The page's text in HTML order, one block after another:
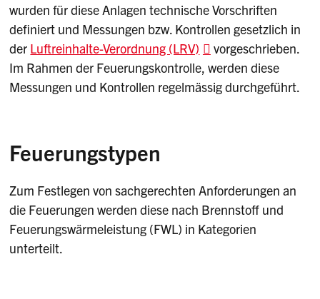
wurden für diese Anlagen technische Vorschriften
definiert und Messungen bzw. Kontrollen gesetzlich in
der Luftreinhalte-Verordnung (LRV)
vorgeschrieben.
Im Rahmen der Feuerungskontrolle, werden diese
Messungen und Kontrollen regelmässig durchgeführt.
Feuerungstypen
Zum Festlegen von sachgerechten Anforderungen an
die Feuerungen werden diese nach Brennstoff und
Feuerungswärmeleistung (FWL) in Kategorien
unterteilt.